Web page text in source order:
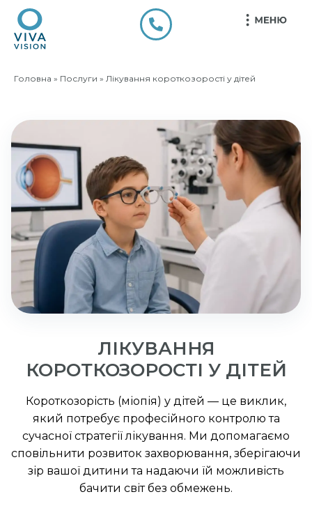
Головна » Послуги » Лікування короткозорості у дітей
ЛІКУВАННЯ
КОРОТКОЗОРОСТІ У ДІТЕЙ
Короткозорість (міопія) у дітей — це виклик,
який потребує професійного контролю та
сучасної стратегії лікування. Ми допомагаємо
сповільнити розвиток захворювання, зберігаючи
зір вашої дитини та надаючи їй можливість
бачити світ без обмежень.